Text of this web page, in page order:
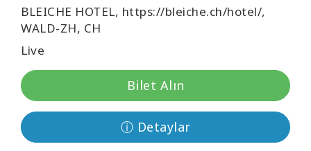
Bars
Bölgeler
Sınıflar
Kolaylaştırıcılar
BLEICHE HOTEL, https://bleiche.ch/hotel/,
WALD-ZH, CH
Live
Bilet Alın
ⓘ Detaylar